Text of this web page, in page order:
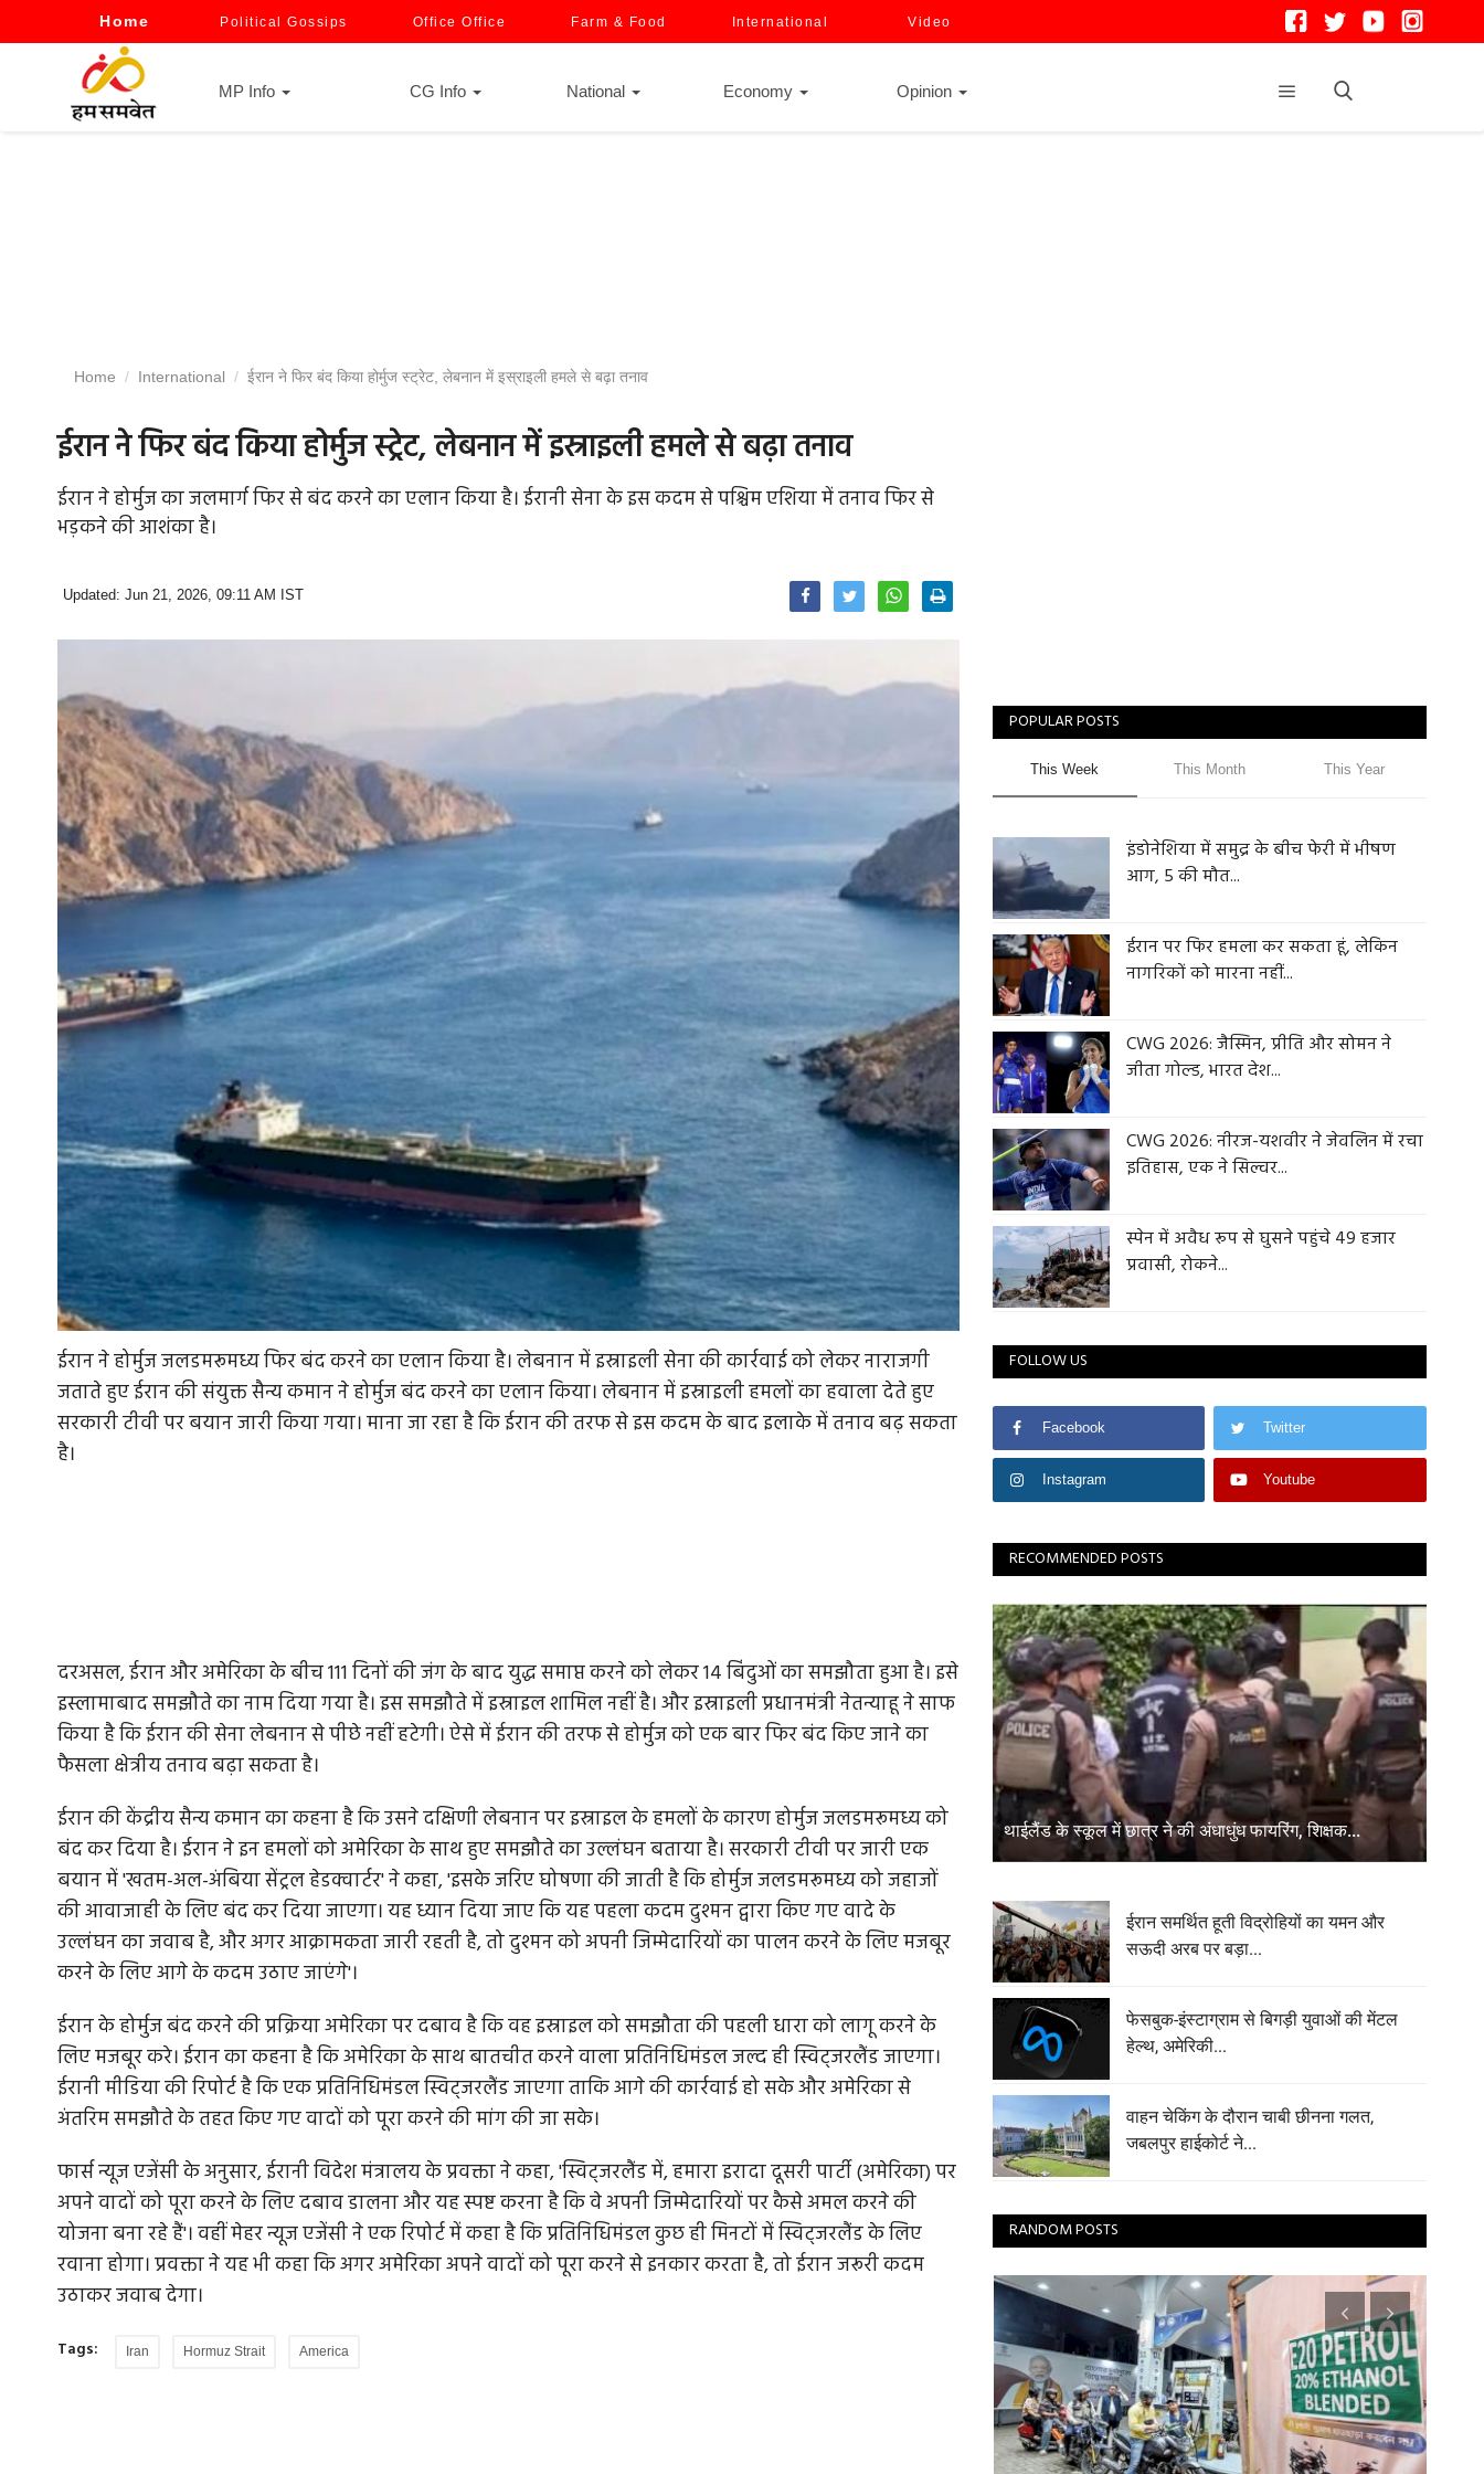
Home Political Gossips Office Office Farm & Food International Video
MP Info CG Info National Economy Opinion
Home International ईरान ने फिर बंद किया होर्मुज स्ट्रेट, लेबनान में इस्राइली हमले से बढ़ा तनाव
ईरान ने फिर बंद किया होर्मुज स्ट्रेट, लेबनान में इस्राइली हमले से बढ़ा तनाव
ईरान ने होर्मुज का जलमार्ग फिर से बंद करने का एलान किया है। ईरानी सेना के इस कदम से पश्चिम एशिया में तनाव फिर से
भड़कने की आशंका है।
Updated: Jun 21, 2026, 09:11 AM IST
ईरान ने होर्मुज जलडमरूमध्य फिर बंद करने का एलान किया है। लेबनान में इस्राइली सेना की कार्रवाई को लेकर नाराजगी
जताते हुए ईरान की संयुक्त सैन्य कमान ने होर्मुज बंद करने का एलान किया। लेबनान में इस्राइली हमलों का हवाला देते हुए
सरकारी टीवी पर बयान जारी किया गया। माना जा रहा है कि ईरान की तरफ से इस कदम के बाद इलाके में तनाव बढ़ सकता
है।
दरअसल, ईरान और अमेरिका के बीच 111 दिनों की जंग के बाद युद्ध समाप्त करने को लेकर 14 बिंदुओं का समझौता हुआ है। इसे
इस्लामाबाद समझौते का नाम दिया गया है। इस समझौते में इस्राइल शामिल नहीं है। और इस्राइली प्रधानमंत्री नेतन्याहू ने साफ
किया है कि ईरान की सेना लेबनान से पीछे नहीं हटेगी। ऐसे में ईरान की तरफ से होर्मुज को एक बार फिर बंद किए जाने का
फैसला क्षेत्रीय तनाव बढ़ा सकता है।
ईरान की केंद्रीय सैन्य कमान का कहना है कि उसने दक्षिणी लेबनान पर इस्राइल के हमलों के कारण होर्मुज जलडमरूमध्य को
बंद कर दिया है। ईरान ने इन हमलों को अमेरिका के साथ हुए समझौते का उल्लंघन बताया है। सरकारी टीवी पर जारी एक
बयान में 'खतम-अल-अंबिया सेंट्रल हेडक्वार्टर' ने कहा, 'इसके जरिए घोषणा की जाती है कि होर्मुज जलडमरूमध्य को जहाजों
की आवाजाही के लिए बंद कर दिया जाएगा। यह ध्यान दिया जाए कि यह पहला कदम दुश्मन द्वारा किए गए वादे के
उल्लंघन का जवाब है, और अगर आक्रामकता जारी रहती है, तो दुश्मन को अपनी जिम्मेदारियों का पालन करने के लिए मजबूर
करने के लिए आगे के कदम उठाए जाएंगे'।
ईरान के होर्मुज बंद करने की प्रक्रिया अमेरिका पर दबाव है कि वह इस्राइल को समझौता की पहली धारा को लागू करने के
लिए मजबूर करे। ईरान का कहना है कि अमेरिका के साथ बातचीत करने वाला प्रतिनिधिमंडल जल्द ही स्विट्जरलैंड जाएगा।
ईरानी मीडिया की रिपोर्ट है कि एक प्रतिनिधिमंडल स्विट्जरलैंड जाएगा ताकि आगे की कार्रवाई हो सके और अमेरिका से
अंतरिम समझौते के तहत किए गए वादों को पूरा करने की मांग की जा सके।
फार्स न्यूज एजेंसी के अनुसार, ईरानी विदेश मंत्रालय के प्रवक्ता ने कहा, 'स्विट्जरलैंड में, हमारा इरादा दूसरी पार्टी (अमेरिका) पर
अपने वादों को पूरा करने के लिए दबाव डालना और यह स्पष्ट करना है कि वे अपनी जिम्मेदारियों पर कैसे अमल करने की
योजना बना रहे हैं'। वहीं मेहर न्यूज एजेंसी ने एक रिपोर्ट में कहा है कि प्रतिनिधिमंडल कुछ ही मिनटों में स्विट्जरलैंड के लिए
रवाना होगा। प्रवक्ता ने यह भी कहा कि अगर अमेरिका अपने वादों को पूरा करने से इनकार करता है, तो ईरान जरूरी कदम
उठाकर जवाब देगा।
Tags: Iran Hormuz Strait America
POPULAR POSTS
This Week This Month This Year
इंडोनेशिया में समुद्र के बीच फेरी में भीषण
आग, 5 की मौत...
ईरान पर फिर हमला कर सकता हूं, लेकिन
नागरिकों को मारना नहीं...
CWG 2026: जैस्मिन, प्रीति और सोमन ने
जीता गोल्ड, भारत देश...
CWG 2026: नीरज-यशवीर ने जेवलिन में रचा
इतिहास, एक ने सिल्वर...
स्पेन में अवैध रूप से घुसने पहुंचे 49 हजार
प्रवासी, रोकने...
FOLLOW US
Facebook Twitter
Instagram Youtube
RECOMMENDED POSTS
थाईलैंड के स्कूल में छात्र ने की अंधाधुंध फायरिंग, शिक्षक...
ईरान समर्थित हूती विद्रोहियों का यमन और
सऊदी अरब पर बड़ा...
फेसबुक-इंस्टाग्राम से बिगड़ी युवाओं की मेंटल
हेल्थ, अमेरिकी...
वाहन चेकिंग के दौरान चाबी छीनना गलत,
जबलपुर हाईकोर्ट ने...
RANDOM POSTS